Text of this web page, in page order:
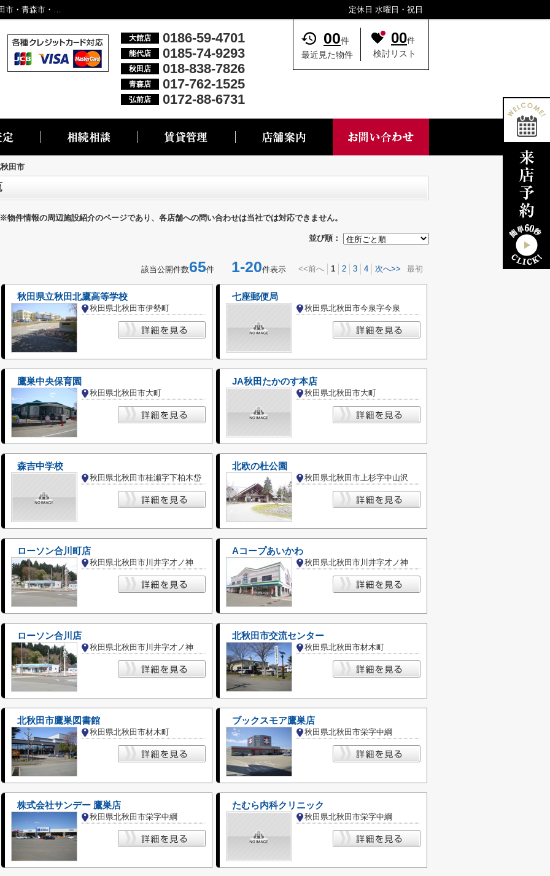
北秋田市の施設一覧｜大館市・能代市・秋田市・青森市・弘前市の不動産情報なら株式会社リブエス 定休日 水曜日・祝日
大館店 0186-59-4701
能代店 0185-74-9293
秋田店 018-838-7826
青森店 017-762-1525
弘前店 0172-88-6731
00件
最近見た物件
00件
検討リスト
田市
※物件情報の周辺施設紹介のページであり、各店舗への問い合わせは当社では対応できません。
並び順：
該当公開件数65件 1-20件表示 <<前へ 1 2 3 4 次へ>> 最初
秋田県立秋田北鷹高等学校
秋田県北秋田市伊勢町
七座郵便局
秋田県北秋田市今泉字今泉
鷹巣中央保育園
秋田県北秋田市大町
JA秋田たかのす本店
秋田県北秋田市大町
森吉中学校
秋田県北秋田市桂瀬字下柏木岱
北欧の杜公園
秋田県北秋田市上杉字中山沢
ローソン合川町店
秋田県北秋田市川井字才ノ神
Aコープあいかわ
秋田県北秋田市川井字才ノ神
ローソン合川店
秋田県北秋田市川井字才ノ神
北秋田市交流センター
秋田県北秋田市材木町
北秋田市鷹巣図書館
秋田県北秋田市材木町
ブックスモア鷹巣店
秋田県北秋田市栄字中綱
株式会社サンデー 鷹巣店
秋田県北秋田市栄字中綱
たむら内科クリニック
秋田県北秋田市栄字中綱